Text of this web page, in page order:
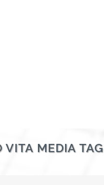
MEDIA TAG